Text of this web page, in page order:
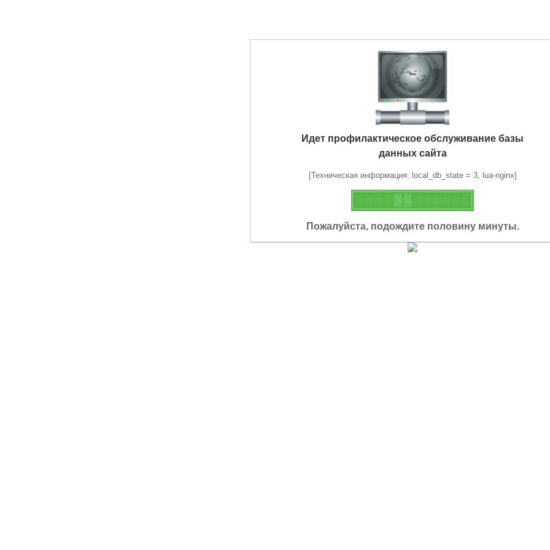
Идет профилактическое обслуживание базы
данных сайта
[Техническая информация: local_db_state = 3, lua-nginx]
Пожалуйста, подождите половину минуты.